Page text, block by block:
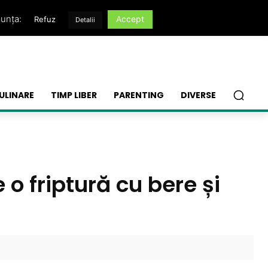
TIMP LIBER PARENTING DIVERSE
friptură cu bere și
Refuz Detalii Accept